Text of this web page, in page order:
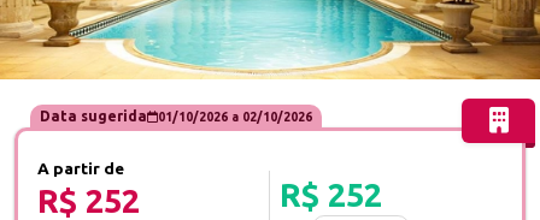
Data sugerida 01/10/2026a 02/10/2026
A partir de
R$ 252 R$ 252